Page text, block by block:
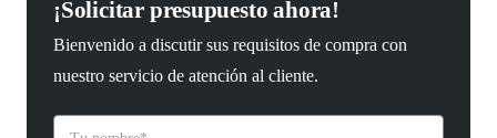
¡Solicitar presupuesto ahora!
Bienvenido a discutir sus requisitos de compra con
nuestro servicio de atención al cliente.